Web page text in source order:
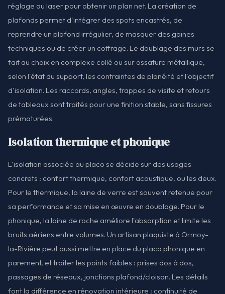
réglage au laser pour obtenir un plan net. La création de
plafonds permet d'intégrer des spots encastrés, de
reprendre un plafond irrégulier, de masquer des gaines
techniques ou de créer un coffrage. Le doublage des murs se
fait au choix en complexe collé ou sur ossature métallique,
selon l'état du support, les contraintes de planéité et l'objectif
d'isolation. Les raccords, angles, trappes de visite et retours
de tableaux sont traités pour une finition stable, sans fissures
prématurées.
Isolation thermique et phonique
L'isolation associée au placo se décide sur des usages
concrets : confort thermique, confort acoustique, ou les deux.
Pour le thermique, la laine de verre est souvent retenue pour
sa performance et sa mise en œuvre en doublage. Pour le
phonique, la laine de roche améliore l'absorption et limite les
bruits aériens entre volumes. Un artisan plaquiste à Ormoy-
la-Rivière peut aussi mettre en place du placo phonique en
parement, et traiter les points faibles : prises dos à dos,
passages de réseaux, jonctions plafond/cloison. Les détails
font la différence en rénovation intérieure : continuité de